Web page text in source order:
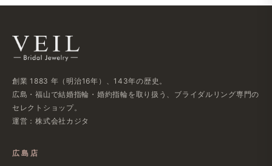
創業 1883 年​（明治16年）、​143年の​歴史。
広島・福山で​結婚指輪・婚約指輪を​取り扱う、​ブライダルリング専門の​
セレクトショップ。
運営：株式会社カジタ
広島店